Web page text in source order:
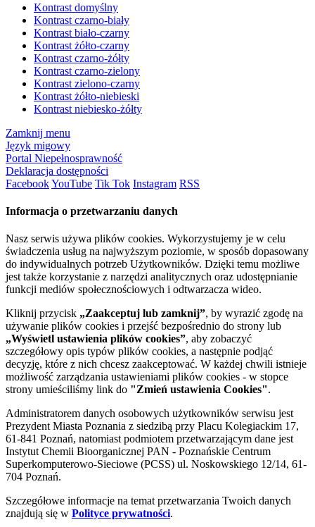
Kontrast domyślny
Kontrast czarno-biały
Kontrast biało-czarny
Kontrast żółto-czarny
Kontrast czarno-żółty
Kontrast czarno-zielony
Kontrast zielono-czarny
Kontrast żółto-niebieski
Kontrast niebiesko-żółty
Zamknij menu
Język migowy
Portal Niepełnosprawność
Deklaracja dostępności
FacebookYouTube Tik Tok Instagram RSS
Informacja o przetwarzaniu danych
Nasz serwis używa plików cookies. Wykorzystujemy je w celu
świadczenia usług na najwyższym poziomie, w sposób dopasowany
do indywidualnych potrzeb Użytkowników. Dzięki temu możliwe
jest także korzystanie z narzędzi analitycznych oraz udostępnianie
funkcji mediów społecznościowych i odtwarzacza wideo.
Kliknij przycisk „Zaakceptuj lub zamknij”, by wyrazić zgodę na
używanie plików cookies i przejść bezpośrednio do strony lub
„Wyświetl ustawienia plików cookies”, aby zobaczyć
szczegółowy opis typów plików cookies, a następnie podjąć
decyzję, które z nich chcesz zaakceptować. W każdej chwili istnieje
możliwość zarządzania ustawieniami plików cookies - w stopce
strony umieściliśmy link do "Zmień ustawienia Cookies".
Administratorem danych osobowych użytkowników serwisu jest
Prezydent Miasta Poznania z siedzibą przy Placu Kolegiackim 17,
61-841 Poznań, natomiast podmiotem przetwarzającym dane jest
Instytut Chemii Bioorganicznej PAN - Poznańskie Centrum
Superkomputerowo-Sieciowe (PCSS) ul. Noskowskiego 12/14, 61-
704 Poznań.
Szczegółowe informacje na temat przetwarzania Twoich danych
znajdują się w Polityce prywatności.